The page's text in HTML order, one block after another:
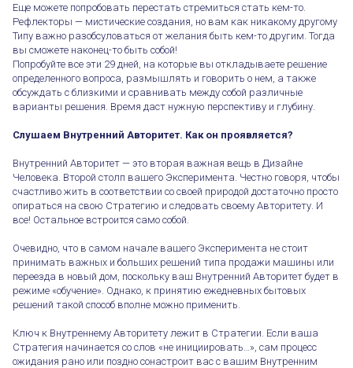
Еще можете попробовать перестать стремиться стать кем-то.
Рефлекторы — мистические создания, но вам как никакому другому
Типу важно разобсуловаться от желания быть кем-то другим. Тогда
вы сможете наконец-то быть собой!
Попробуйте все эти 29 дней, на которые вы откладываете решение
определенного вопроса, размышлять и говорить о нем, а также
обсуждать с близкими и сравнивать между собой различные
варианты решения. Время даст нужную перспективу и глубину.
Слушаем Внутренний Авторитет. Как он проявляется?
Внутренний Авторитет — это вторая важная вещь в Дизайне
Человека. Второй столп вашего Эксперимента. Честно говоря, чтобы
счастливо жить в соответствии со своей природой достаточно просто
опираться на свою Стратегию и следовать своему Авторитету. И
все! Остальное встроится само собой.
Очевидно, что в самом начале вашего Эксперимента не стоит
принимать важных и больших решений типа продажи машины или
переезда в новый дом, поскольку ваш Внутренний Авторитет будет в
режиме «обучение». Однако, к принятию ежедневных бытовых
решений такой способ вполне можно применить.
Ключ к Внутреннему Авторитету лежит в Стратегии. Если ваша
Стратегия начинается со слов «не инициировать…», сам процесс
ожидания рано или поздно сонастроит вас с вашим Внутренним